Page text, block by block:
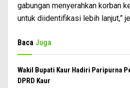
gabungan menyerahkan korban
untuk diidentifikasi lebih lanjut,”
Baca Juga
Wakil Bupati Kaur Hadiri Paripurna
DPRD Kaur